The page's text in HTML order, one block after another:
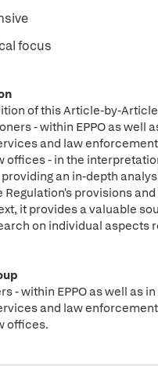
focus
of this Article-by-
- within EPPO as well
and law
offices - in the
providing an in-depth
Regulation's provisions
it provides a valuable
on individual aspects
- within EPPO as well as
and law
offices.